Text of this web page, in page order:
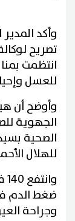
وأكد
تصريح
للعسل
وأوضح أن
الجهوية
الصحية
للهلال
وجراحة العيون و28 بعيادة